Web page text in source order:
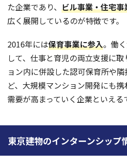
た企業であり、 ビル事業・住宅
広く展開しているのが特徴です。
2016年には保育事業に参入。働
して、仕事と育児の両立支援に
ョン内に併設した認可保育所や
ど、大規模マンション開発にも
需要が高まっていく企業といえる
東京建物のインターンシップ